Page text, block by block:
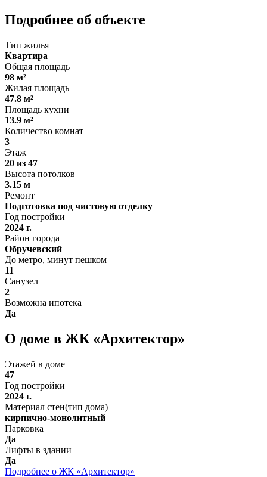
Подробнее об объекте
Тип жилья
Квартира
Общая площадь
98 м²
Жилая площадь
47.8 м²
Площадь кухни
13.9 м²
Количество комнат
3
Этаж
20 из 47
Высота потолков
3.15 м
Ремонт
Подготовка под чистовую отделку
Год постройки
2024 г.
Район города
Обручевский
До метро, минут пешком
11
Санузел
2
Возможна ипотека
Да
О доме в ЖК «Архитектор»
Этажей в доме
47
Год постройки
2024 г.
Материал стен(тип дома)
кирпично-монолитный
Парковка
Да
Лифты в здании
Да
Подробнее о ЖК «Архитектор»